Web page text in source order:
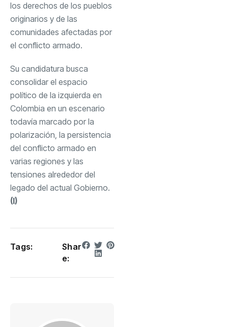
los derechos de los pueblos
originarios y de las
comunidades afectadas por
el conflicto armado.
Su candidatura busca
consolidar el espacio
político de la izquierda en
Colombia en un escenario
todavía marcado por la
polarización, la persistencia
del conflicto armado en
varias regiones y las
tensiones alrededor del
legado del actual Gobierno.
(I)
Tags:
Shar
e: